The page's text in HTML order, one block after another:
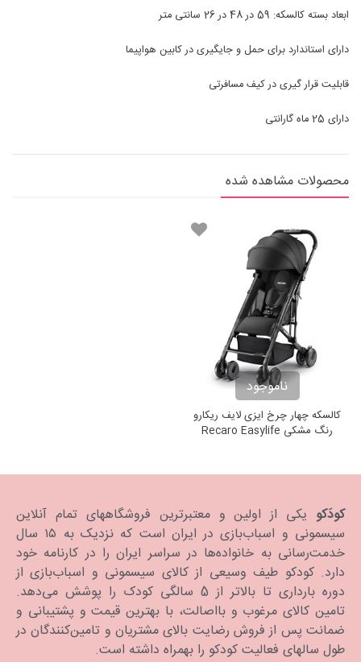
ابعاد بسته کالسکه: 59 در 48 در 26 سانتی متر
دارای استاندارد برای حمل و جایگیری در کابین هواپیما
قابلیت قرار گیری در کیف مسافرتی
دارای 25 ماه گارانتی
محصولات مشاهده شده
ناموجود
کالسکه چهار چرخ ایزی لایف ریکارو
رنگ مشکی Recaro Easylife
کودَکو یکی از اولین و معتبرترین فروشگاههای تمام آنلاین
سیسمونی و اسباب‌بازی در ایران است که نزدیک به ۱۵ سال
خدمت‌رسانی به خانواده‌ها در سراسر ایران را در کارنامه خود
دارد. كودكو طیف وسیعی از کالای سیسمونی و اسباب‌بازی از
دوره بارداری تا بالاتر از 5 سالگی کودک را پوشش می‌دهد.
تامین کالای مرغوب و بااصالت، با بهترین قیمت و پشتیبانی و
ضمانت پس از فروش رضایت بالای مشتریان و تامین‌کنندگان در
طول سالهای فعالیت کودکو را بهمراه داشته است.